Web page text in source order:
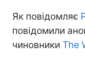
Як повідомляє
повідомили
чиновники The